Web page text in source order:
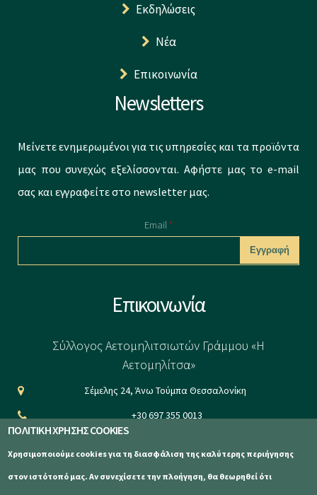
Εκδηλώσεις
Νέα
Επικοινωνία
Newsletters
Μείνετε ενημερωμένοι για τις υπηρεσίες και τα προϊόντα
μας που συνεχώς εξελίσσονται. Αφήστε μας το e-mail
σας και εγγραφείτε στο newsletter μας.
Email *
whether or not
prevent
Επικοινωνία
Σύλλογος Αετομηλιτσιωτών Γράμμου «Η
Αετομηλίτσα»
Σέμελης 24, Άνω Τούμπα Θεσσαλονίκη
+30 697 355 0013
ΠΟΛΙΤΙΚΗ ΧΡΗΣΗΣ COOKIES
Χρησιμοποιούμε cookies για τη διασφάλιση της καλύτερης περιήγησης
στον ιστότοπό μας. Αν συνεχίσετε την πλοήγηση, θα θεωρηθεί ότι